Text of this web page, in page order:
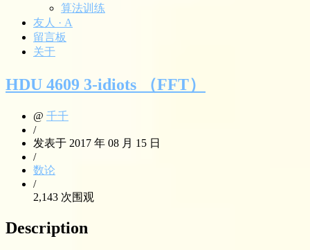
算法训练
友人 · A
留言板
关于
HDU 4609 3-idiots （FFT）
@ 千千
/
发表于 2017 年 08 月 15 日
/
数论
/
2,143 次围观
Description